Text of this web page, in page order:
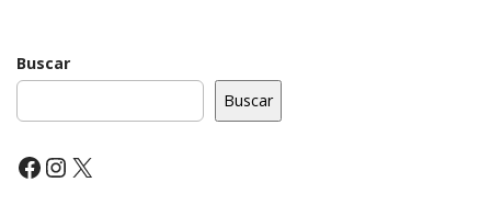
t
n
a
v
i
Buscar
Buscar
Facebook
Instagram
X